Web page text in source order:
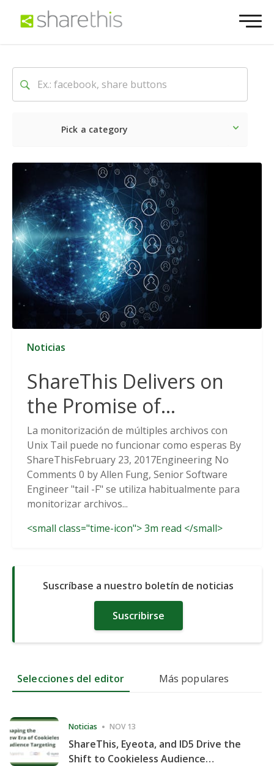
Pick a category
Lo último Social
Noticias
ShareThis Delivers on
the Promise of
Cookieless Data
Solutions
La monitorización de múltiples archivos con
Unix Tail puede no funcionar como esperas By
ShareThisFebruary 23, 2017Engineering No
Comments 0 by Allen Fung, Senior Software
Engineer "tail -F" se utiliza habitualmente para
monitorizar archivos...
<small class="time-icon"> 3m read </small>
Suscríbase a nuestro boletín de noticias
Suscribirse
Selecciones del editor Más populares
Noticias NOV 13
ShareThis, Eyeota, and ID5 Drive the
Shift to Cookieless Audience